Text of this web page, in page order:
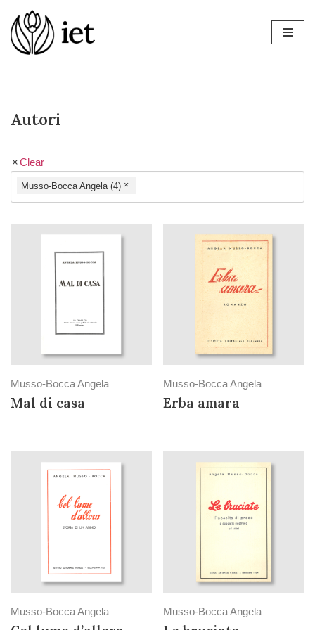
Vai
al
Autori
Clear
Musso-Bocca Angela (4) ×
Musso-Bocca Angela
Mal di casa
Musso-Bocca Angela
Erba amara
Musso-Bocca Angela Musso-Bocca Angela